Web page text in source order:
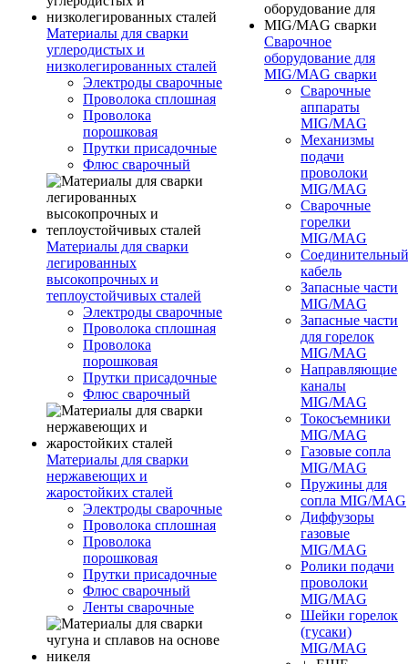
Материалы для сварки
углеродистых и
низколегированных сталей
Электроды сварочные
Проволока сплошная
Проволока
порошковая
Прутки присадочные
Флюс сварочный
Материалы для сварки
легированных
высокопрочных и
теплоустойчивых сталей
Электроды сварочные
Проволока сплошная
Проволока
порошковая
Прутки присадочные
Флюс сварочный
Материалы для сварки
нержавеющих и
жаростойких сталей
Электроды сварочные
Проволока сплошная
Проволока
порошковая
Прутки присадочные
Флюс сварочный
Ленты сварочные
Сварочное
оборудование для
MIG/MAG сварки
Сварочные
аппараты
MIG/MAG
Механизмы
подачи
проволоки
MIG/MAG
Сварочные
горелки
MIG/MAG
Соединительный
кабель
Запасные части
MIG/MAG
Запасные части
для горелок
MIG/MAG
Направляющие
каналы
MIG/MAG
Токосъемники
MIG/MAG
Газовые сопла
MIG/MAG
Пружины для
сопла MIG/MAG
Диффузоры
газовые
MIG/MAG
Ролики подачи
проволоки
MIG/MAG
Шейки горелок
(гусаки)
MIG/MAG